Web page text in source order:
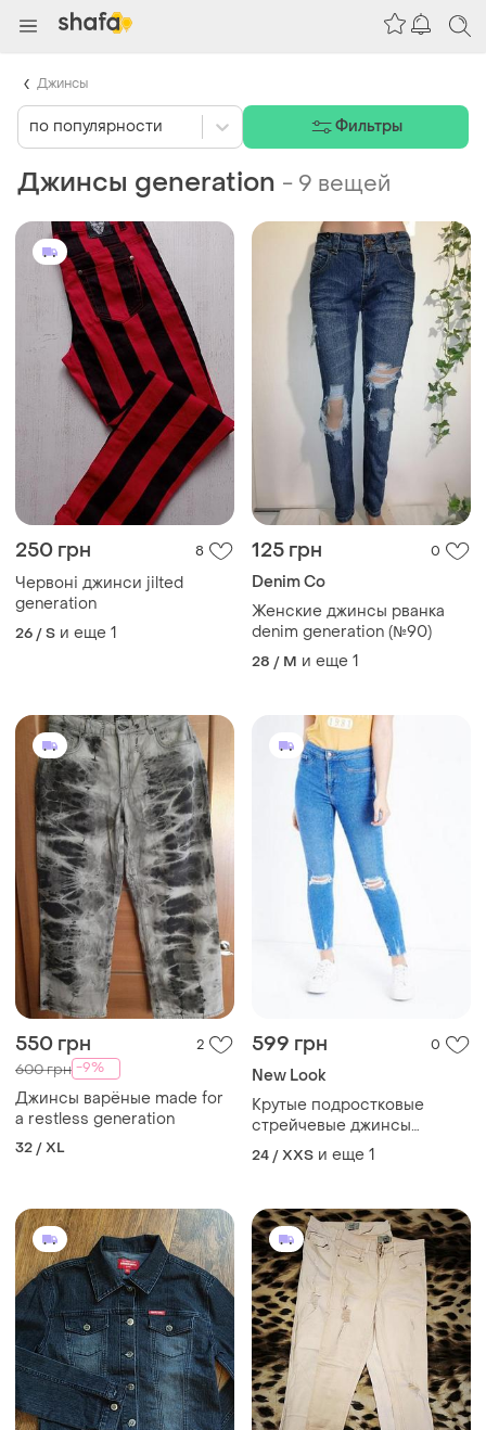
Джинсы generation - 9 вещей
250 грн 8
Червоні джинси jilted
generation
26 / S и еще 1
125 грн 0
Denim Co
Женские джинсы рванка
denim generation (№90)
28 / M и еще 1
550 грн 2
600 грн -9%
Джинсы варёные made for
a restless generation
32 / XL
599 грн 0
New Look
Крутые подростковые
стрейчевые джинсы
скинни с рваностями
высокая посадка new look
24 / XXS и еще 1
по популярности Фильтры
Джинсы